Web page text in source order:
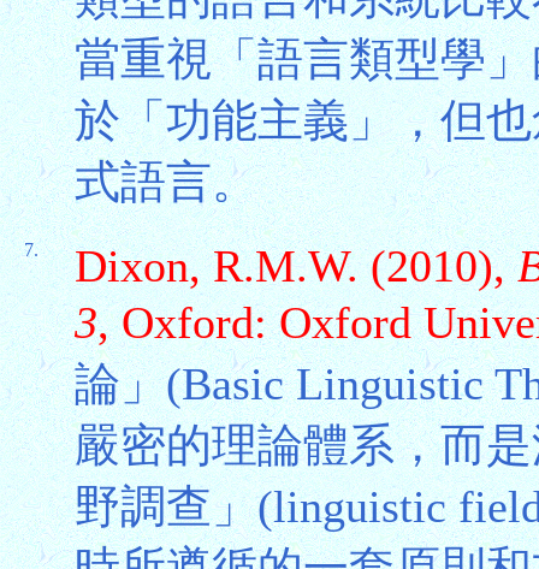
當重視「語言類型學
於「功能主義」，但
式語言。
7. Dixon, R.M.W. (2010),
3, Oxford: Oxford
論」(Basic Linguistic
嚴密的理論體系，而
野調查」(linguistic